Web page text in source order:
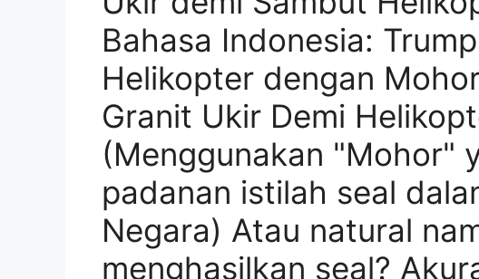
Bahasa Indonesia:
Helikopter dengan
Granit Ukir Demi
(Menggunakan "Mohor"
padanan istilah seal
Negara) Atau natural
menghasilkan seal?